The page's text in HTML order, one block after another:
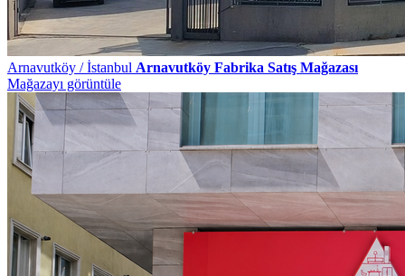
Arnavutköy / İstanbul Arnavutköy Fabrika Satış Mağazası
Mağazayı görüntüle